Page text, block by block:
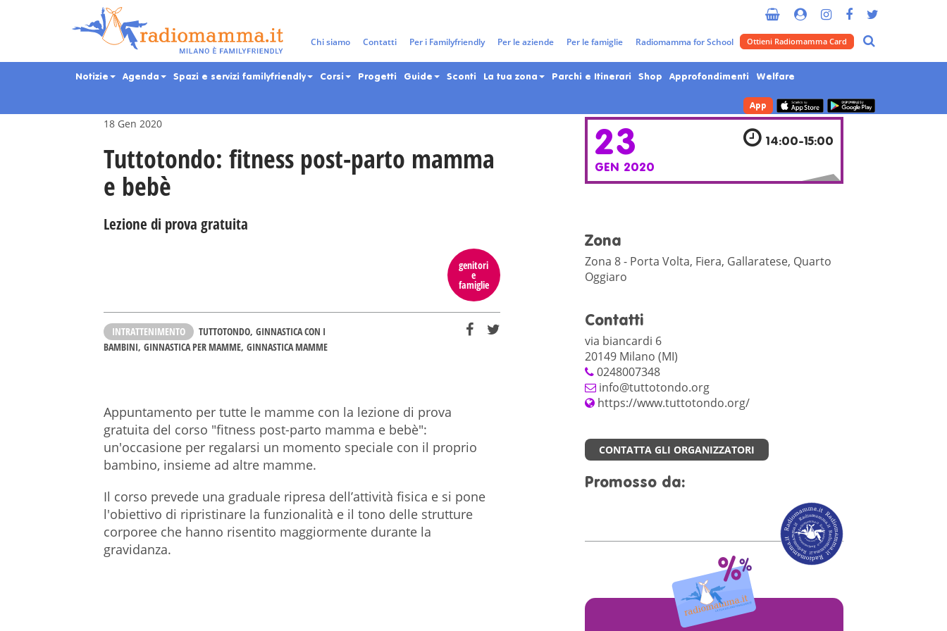
Chi siamo Contatti Per i Familyfriendly Per le aziende Per le famiglie Radiomamma for School Ottieni Radiomamma Card
Notizie Agenda Spazi e servizi familyfriendly Corsi Progetti Guide Sconti La tua zona Parchi e Itinerari Shop Approfondimenti Welfare
App
Eventi per bambini, ragazzi e adolescenti nella Città Metropolitana di Milano
18 Gen 2020
Tuttotondo: fitness post-parto mamma
e bebè
Lezione di prova gratuita
genitori
e
famiglie
INTRATTENIMENTO TUTTOTONDO GINNASTICA CON I
BAMBINI GINNASTICA PER MAMME GINNASTICA MAMME
Appuntamento per tutte le mamme con la lezione di prova
gratuita del corso "fitness post-parto mamma e bebè":
un'occasione per regalarsi un momento speciale con il proprio
bambino, insieme ad altre mamme.
Il corso prevede una graduale ripresa dell’attività fisica e si pone
l'obiettivo di ripristinare la funzionalità e il tono delle strutture
corporee che hanno risentito maggiormente durante la
gravidanza.
23
GEN 2020
14:00-15:00
Zona
Zona 8 - Porta Volta, Fiera, Gallaratese, Quarto
Oggiaro
Contatti
via biancardi 6
20149 Milano (MI)
0248007348
info@tuttotondo.org
https://www.tuttotondo.org/
CONTATTA GLI ORGANIZZATORI
Promosso da: